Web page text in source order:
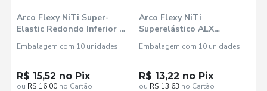
Arco Flexy NiTi Super-
Elastic Redondo Inferior -
Embalagem com 10 unidades.
R$ 15,52 no Pix
ou R$ 16,00 no Cartão
Arco Flexy NiTi
Superelástico ALX
Orthometric
Embalagem com 10 unidades.
R$ 13,22 no Pix
ou R$ 13,63 no Cartão